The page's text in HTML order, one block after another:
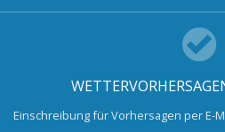
Einschreibung für Vorhersagen per E-